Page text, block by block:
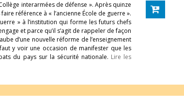
interarmées de défense ». Après quinze
référence à « l’ancienne École de guerre ».
» à l’institution qui forme les futurs chefs
et parce qu’il s’agit de rappeler de façon
d’une nouvelle réforme de l’enseignement
y voir une occasion de manifester que les
du pays sur la sécurité nationale. Lire les